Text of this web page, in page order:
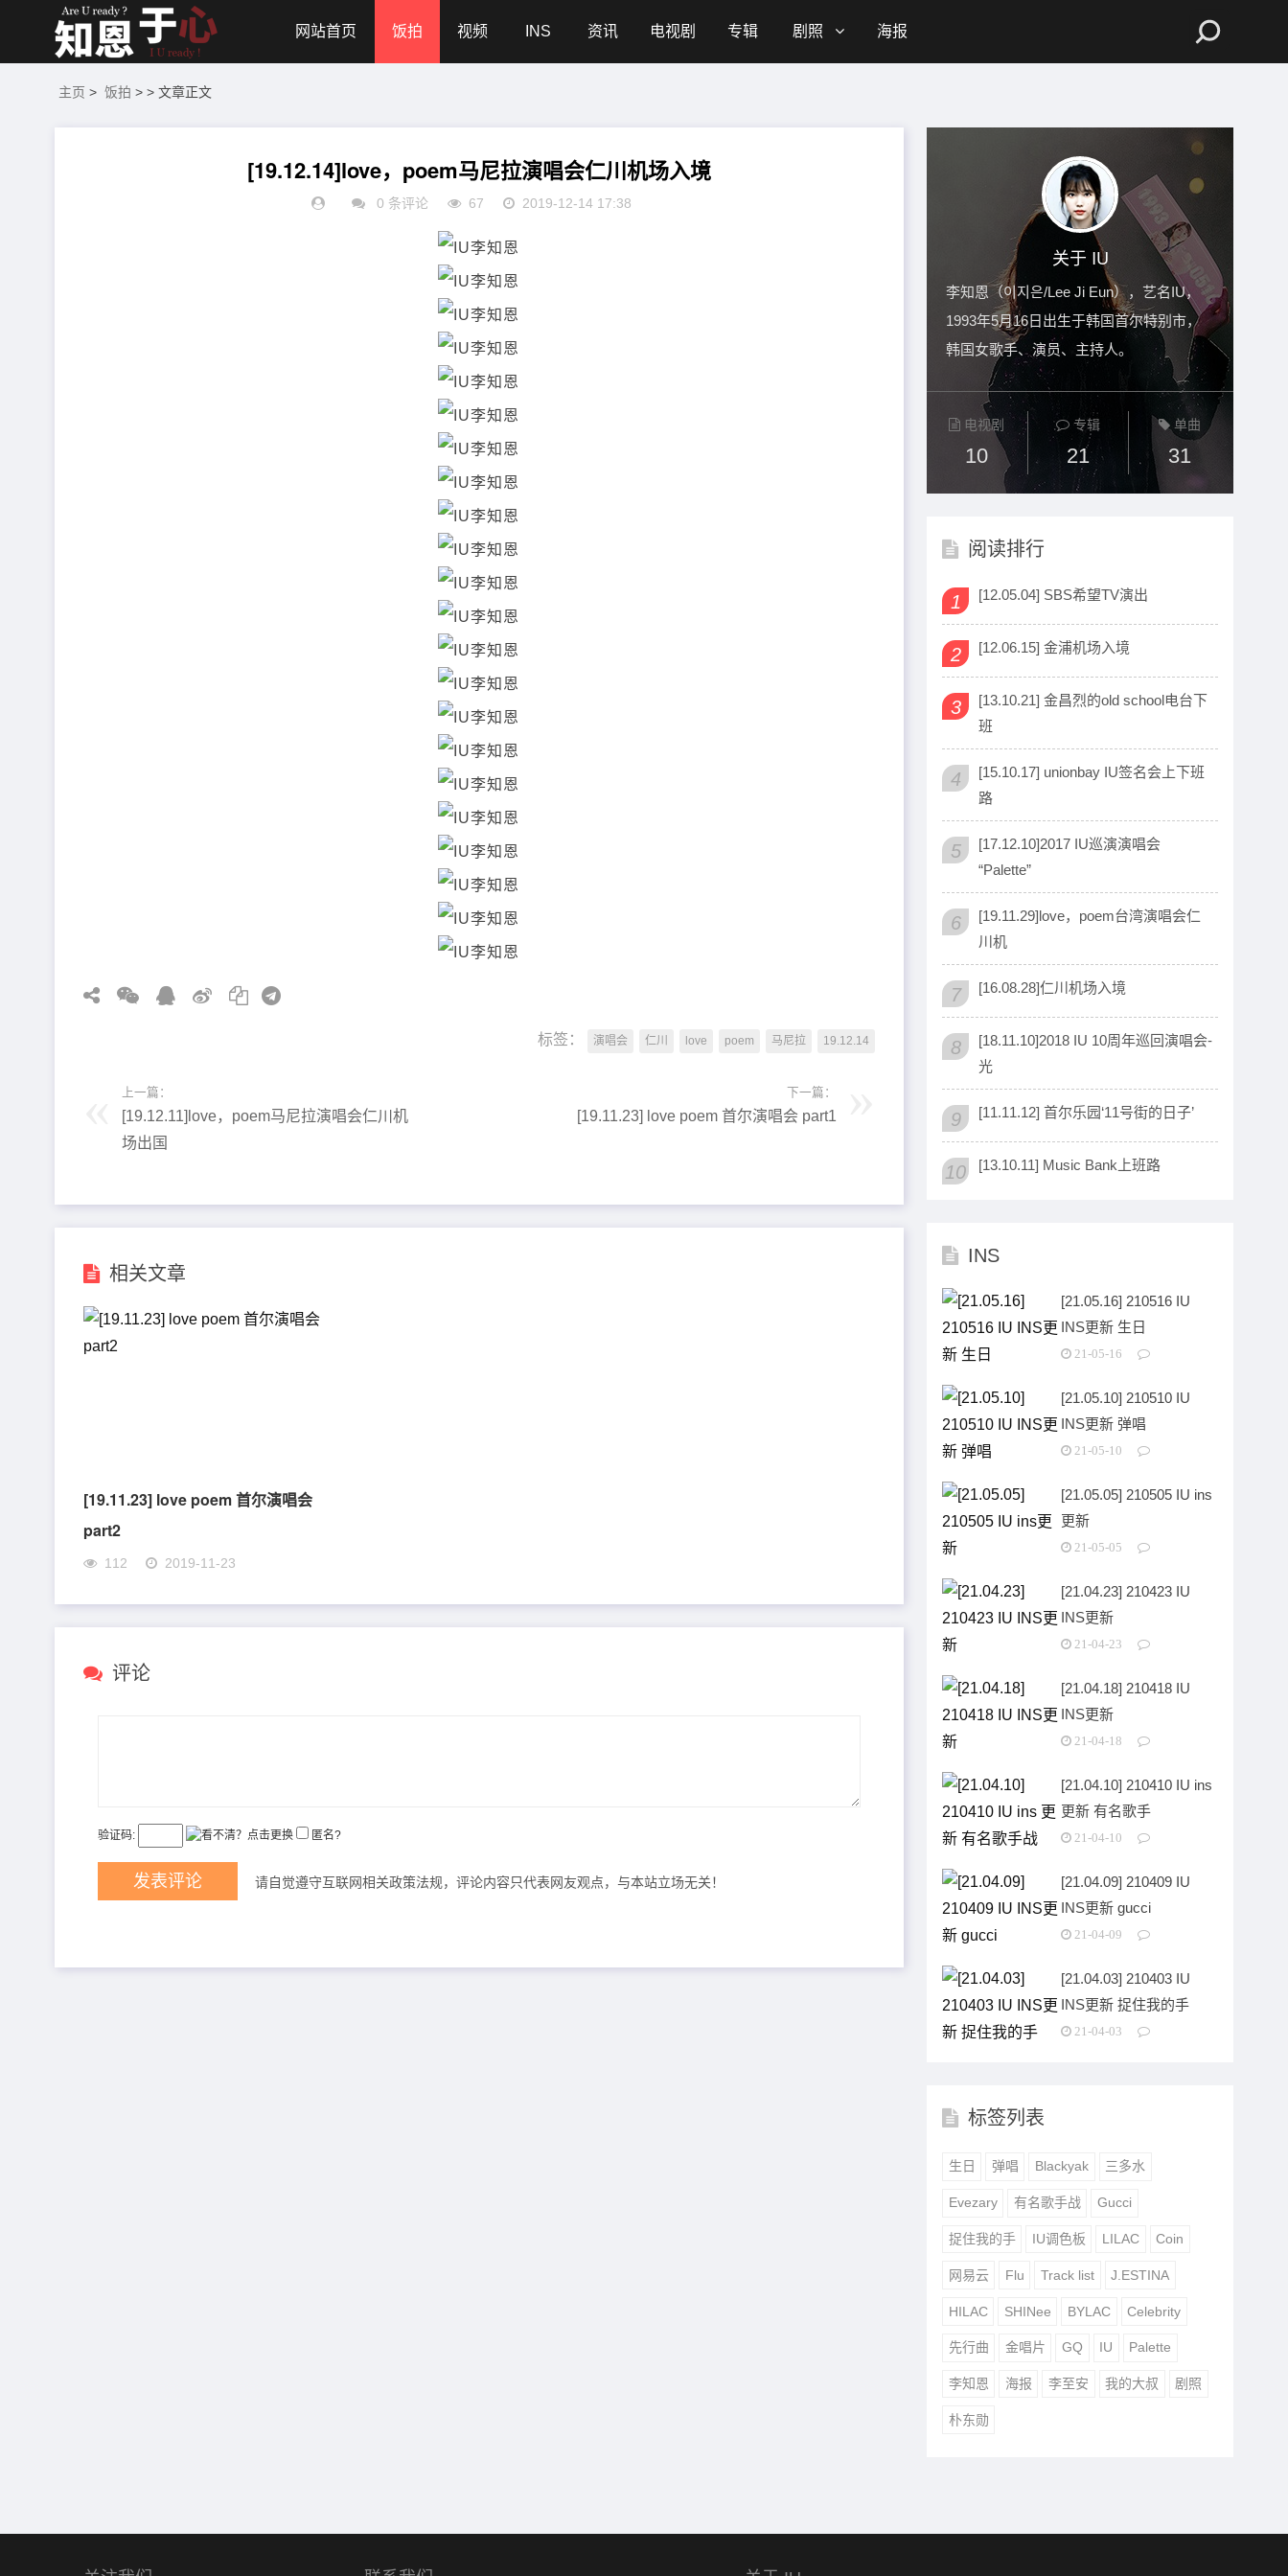
网站首页 饭拍 视频 INS 资讯 电视剧 专辑 剧照 海报
主页 > 饭拍 > > 文章正文
[19.12.14]love，poem马尼拉演唱会仁川机场入境
0 条评论 67 2019-12-14 17:38
标签： 演唱会 仁川 love poem 马尼拉 19.12.14
上一篇：
[19.12.11]love，poem马尼拉演唱会仁川机
场出国
下一篇：
[19.11.23] love poem 首尔演唱会 part1
相关文章
[19.11.23] love poem 首尔演唱会
part2
112 2019-11-23
评论
验证码: 匿名?
请自觉遵守互联网相关政策法规，评论内容只代表网友观点，与本站立场无关！
关于 IU
李知恩（이지은/Lee Ji Eun），艺名IU，
1993年5月16日出生于韩国首尔特别市，
韩国女歌手、演员、主持人。
电视剧
10
专辑
21
单曲
31
阅读排行
1 [12.05.04] SBS希望TV演出
2 [12.06.15] 金浦机场入境
3
[13.10.21] 金昌烈的old school电台下
班
4
[15.10.17] unionbay IU签名会上下班
路
5
[17.12.10]2017 IU巡演演唱会
“Palette”
6
[19.11.29]love，poem台湾演唱会仁
川机
7 [16.08.28]仁川机场入境
8
[18.11.10]2018 IU 10周年巡回演唱会-
光
9 [11.11.12] 首尔乐园‘11号街的日子’
10 [13.10.11] Music Bank上班路
INS
[21.05.16] 210516 IU
INS更新 生日
21-05-16
[21.05.10] 210510 IU
INS更新 弹唱
21-05-10
[21.05.05] 210505 IU ins
更新
21-05-05
[21.04.23] 210423 IU
INS更新
21-04-23
[21.04.18] 210418 IU
INS更新
21-04-18
[21.04.10] 210410 IU ins
更新 有名歌手
21-04-10
[21.04.09] 210409 IU
INS更新 gucci
21-04-09
[21.04.03] 210403 IU
INS更新 捉住我的手
21-04-03
标签列表
生日 弹唱 Blackyak 三多水
Evezary 有名歌手战 Gucci
捉住我的手 IU调色板 LILAC Coin
网易云 Flu Track list J.ESTINA
HILAC SHINee BYLAC Celebrity
先行曲 金唱片 GQ IU Palette
李知恩 海报 李至安 我的大叔 剧照
朴东勋